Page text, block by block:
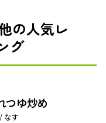
の人気レ
グ
つゆ炒め
なす